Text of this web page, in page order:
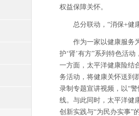
权益保障关怀。
总分联动，“消保+健
作为一家以健康服务
护‘肾’有方”系列特色活
一方面，太平洋健康险结
务活动，将健康关怀送到
录制专题宣讲视频，以“
线。与此同时，太平洋健
创新实践与“为民办实事”